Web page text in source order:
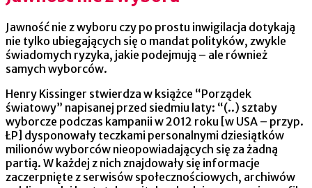
Jawność nie z wyboru czy po prostu inwigilacja dotykają
nie tylko ubiegających się o mandat polityków, zwykle
świadomych ryzyka, jakie podejmują – ale również
samych wyborców.
Henry Kissinger stwierdza w książce “Porządek
światowy” napisanej przed siedmiu laty: “(..) sztaby
wyborcze podczas kampanii w 2012 roku [w USA – przyp.
ŁP] dysponowały teczkami personalnymi dziesiątków
milionów wyborców nieopowiadających się za żadną
partią. W każdej z nich znajdowały się informacje
zaczerpnięte z serwisów społecznościowych, archiwów